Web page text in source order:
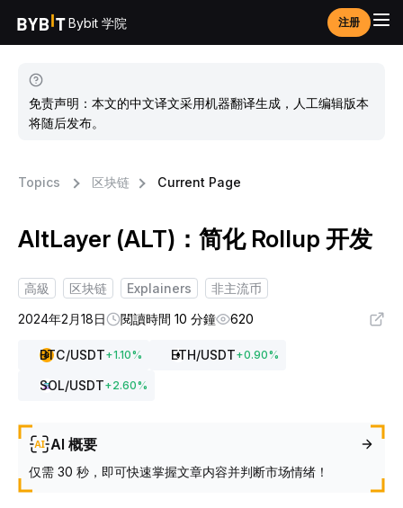
Bybit 学院 注册
免责声明：本文的中文译文采用机器翻译生成，人工编辑版本
将随后发布。
Topics 区块链 Current Page
AltLayer (ALT)：简化 Rollup 开发
高級 区块链 Explainers
非主流币
2024年2月18日
閱讀時間 10 分鐘 620
BTC/USDT+1.10% ETH/USDT+0.90%
SOL/USDT+2.60%
AI 概要
仅需 30 秒，即可快速掌握文章内容并判断市场情绪！